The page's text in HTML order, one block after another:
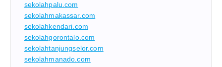
sekolahpalu.com
sekolahmakassar.com
sekolahkendari.com
sekolahgorontalo.com
sekolahtanjungselor.com
sekolahmanado.com